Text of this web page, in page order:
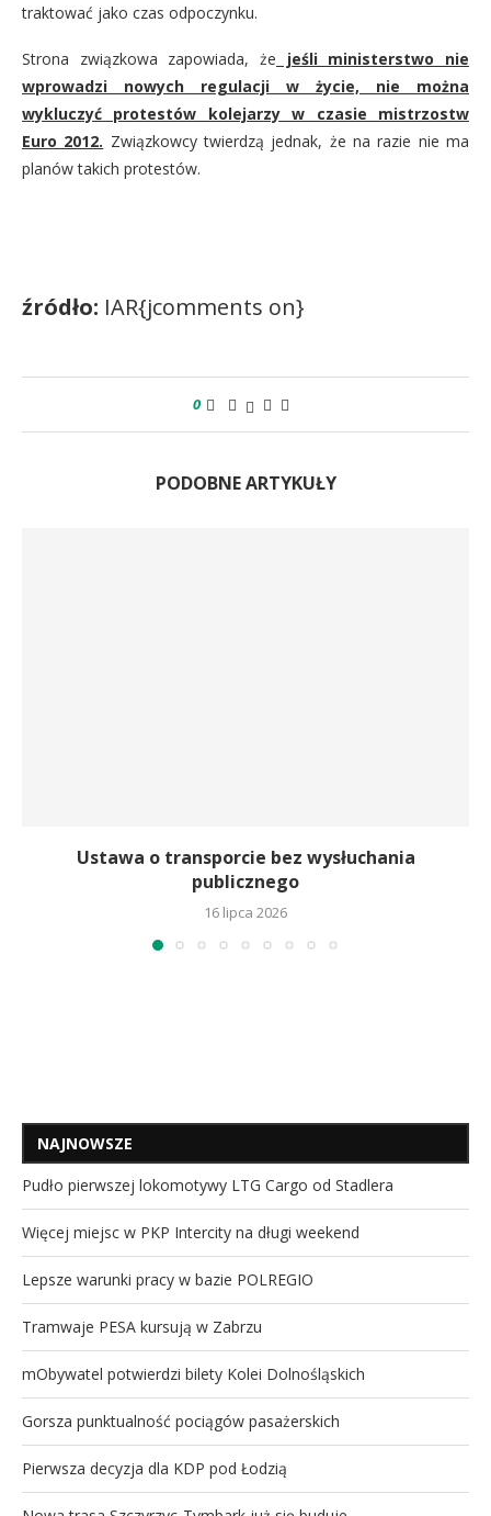
traktować jako czas odpoczynku.
Strona związkowa zapowiada, że jeśli ministerstwo nie
wprowadzi nowych regulacji w życie, nie można
wykluczyć protestów kolejarzy w czasie mistrzostw
Euro 2012. Związkowcy twierdzą jednak, że na razie nie ma
planów takich protestów.
źródło: IAR{jcomments on}
0
PODOBNE ARTYKUŁY
Ustawa o transporcie bez wysłuchania
publicznego
16 lipca 2026
NAJNOWSZE
Pudło pierwszej lokomotywy LTG Cargo od Stadlera
Więcej miejsc w PKP Intercity na długi weekend
Lepsze warunki pracy w bazie POLREGIO
Tramwaje PESA kursują w Zabrzu
mObywatel potwierdzi bilety Kolei Dolnośląskich
Gorsza punktualność pociągów pasażerskich
Pierwsza decyzja dla KDP pod Łodzią